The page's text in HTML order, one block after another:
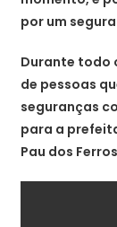
por um
Durante todo
de pessoas
seguranças
para a
Pau dos